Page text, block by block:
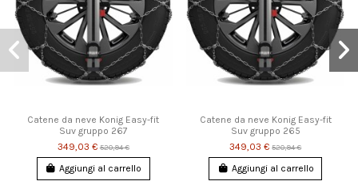
Catene da neve Konig Easy-fit
Suv gruppo 267
349,03 €520,94 €
Aggiungi al carrello
Catene da neve Konig Easy-fit
Suv gruppo 265
349,03 €520,94 €
Aggiungi al carrello